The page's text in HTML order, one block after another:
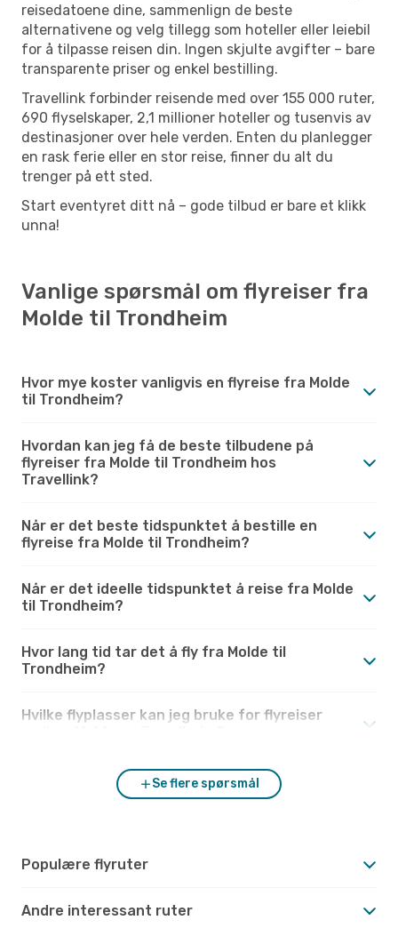
reisedatoene dine, sammenlign de beste
alternativene og velg tillegg som hoteller eller leiebil
for å tilpasse reisen din. Ingen skjulte avgifter – bare
transparente priser og enkel bestilling.
Travellink forbinder reisende med over 155 000 ruter,
690 flyselskaper, 2,1 millioner hoteller og tusenvis av
destinasjoner over hele verden. Enten du planlegger
en rask ferie eller en stor reise, finner du alt du
trenger på ett sted.
Start eventyret ditt nå – gode tilbud er bare et klikk
unna!
Vanlige spørsmål om flyreiser fra
Molde til Trondheim
Hvor mye koster vanligvis en flyreise fra Molde
til Trondheim?
Hvordan kan jeg få de beste tilbudene på
flyreiser fra Molde til Trondheim hos
Travellink?
Når er det beste tidspunktet å bestille en
flyreise fra Molde til Trondheim?
Når er det ideelle tidspunktet å reise fra Molde
til Trondheim?
Hvor lang tid tar det å fly fra Molde til
Trondheim?
Hvilke flyplasser kan jeg bruke for flyreiser
Se flere spørsmål
Populære flyruter
Andre interessant ruter